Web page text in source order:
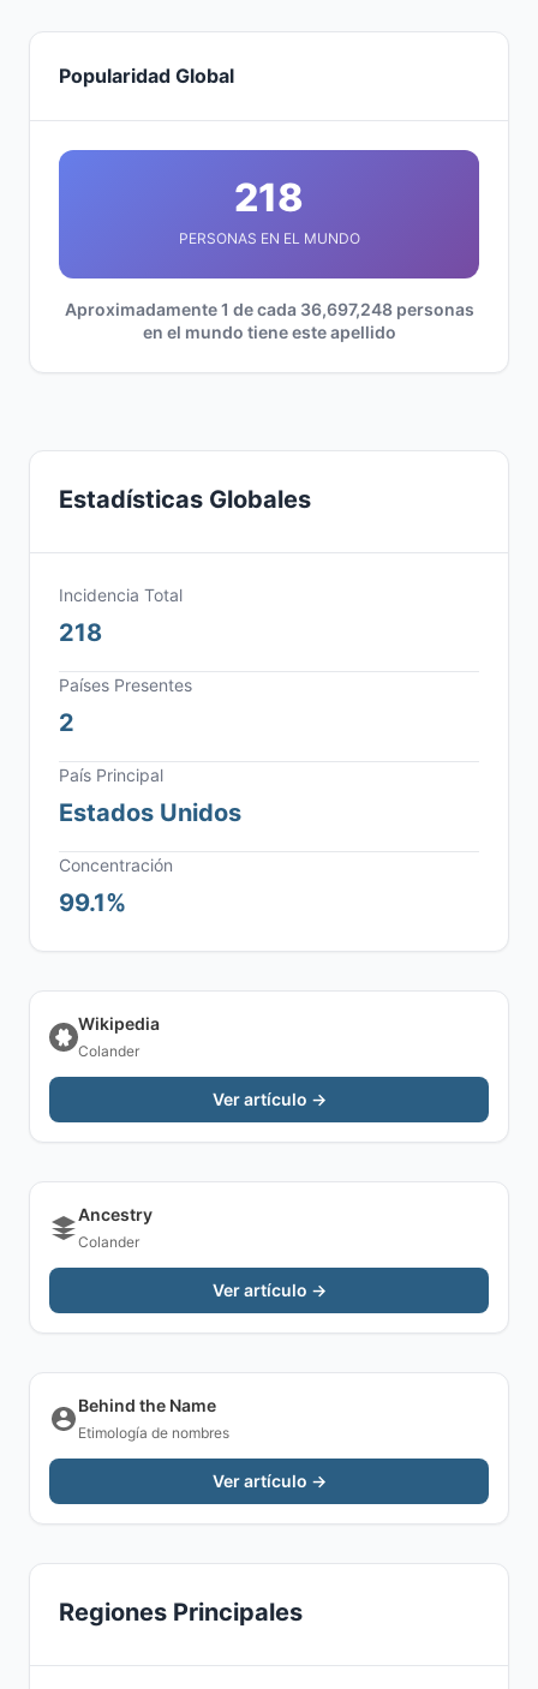
Popularidad Global
218
PERSONAS EN EL MUNDO
Aproximadamente 1 de cada 36,697,248 personas
en el mundo tiene este apellido
Estadísticas Globales
Incidencia Total
218
Países Presentes
2
País Principal
Estados Unidos
Concentración
99.1%
Wikipedia
Colander
Ver artículo →
Ancestry
Colander
Ver artículo →
Behind the Name
Etimología de nombres
Ver artículo →
Regiones Principales